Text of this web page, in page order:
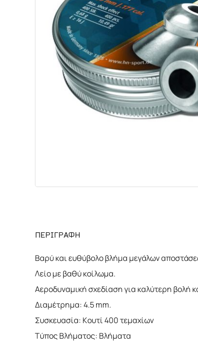
ΠΕΡΙΓΡΑΦΗ
Βαρύ και ευθύβολο βλήμα μεγάλων
Λείο με βαθύ κοίλωμα.
Αεροδυναμική σχεδίαση για καλύτερη βολή
Διαμέτρημα: 4.5 mm.
Συσκευασία: Κουτί 400 τεμαχίων
Τύπος Βλήματος: Βλήματα